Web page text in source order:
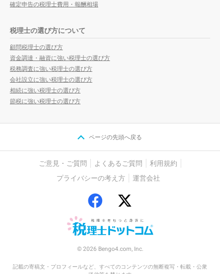
確定申告の税理士費用・報酬相場
税理士の選び方について
顧問税理士の選び方
資金調達・融資に強い税理士の選び方
税務調査に強い税理士の選び方
会社設立に強い税理士の選び方
相続に強い税理士の選び方
節税に強い税理士の選び方
ページの先頭へ戻る
ご意見・ご質問 よくあるご質問
利用規約
プライバシーの考え方
運営会社
© 2026 Bengo4.com, Inc.
記載の寄稿文・プロフィールなど、すべてのコンテンツの無断複写・転載・公衆